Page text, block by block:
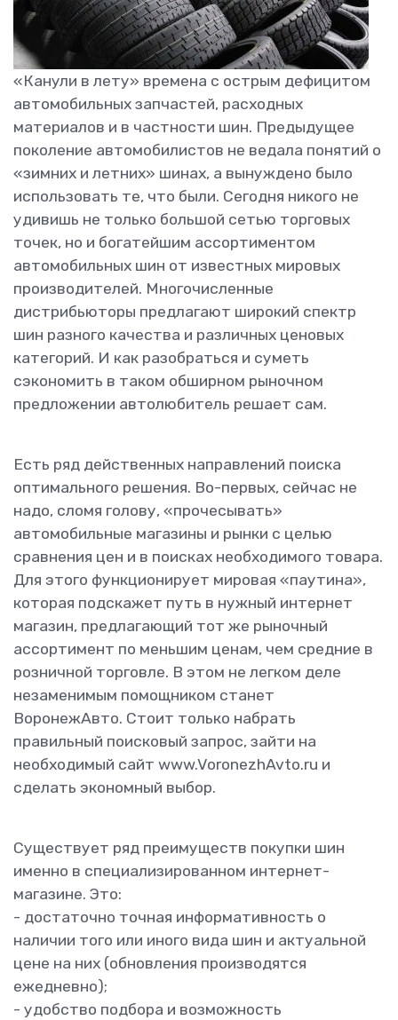
«Канули в лету» времена с острым дефицитом
автомобильных запчастей, расходных
материалов и в частности шин. Предыдущее
поколение автомобилистов не ведала понятий о
«зимних и летних» шинах, а вынуждено было
использовать те, что были. Сегодня никого не
удивишь не только большой сетью торговых
точек, но и богатейшим ассортиментом
автомобильных шин от известных мировых
производителей. Многочисленные
дистрибьюторы предлагают широкий спектр
шин разного качества и различных ценовых
категорий. И как разобраться и суметь
сэкономить в таком обширном рыночном
предложении автолюбитель решает сам.
Есть ряд действенных направлений поиска
оптимального решения. Во-первых, сейчас не
надо, сломя голову, «прочесывать»
автомобильные магазины и рынки с целью
сравнения цен и в поисках необходимого товара.
Для этого функционирует мировая «паутина»,
которая подскажет путь в нужный интернет
магазин, предлагающий тот же рыночный
ассортимент по меньшим ценам, чем средние в
розничной торговле. В этом не легком деле
незаменимым помощником станет
ВоронежАвто. Стоит только набрать
правильный поисковый запрос, зайти на
необходимый сайт www.VoronezhAvto.ru и
сделать экономный выбор.
Существует ряд преимуществ покупки шин
именно в специализированном интернет-
магазине. Это:
- достаточно точная информативность о
наличии того или иного вида шин и актуальной
цене на них (обновления производятся
ежедневно);
- удобство подбора и возможность